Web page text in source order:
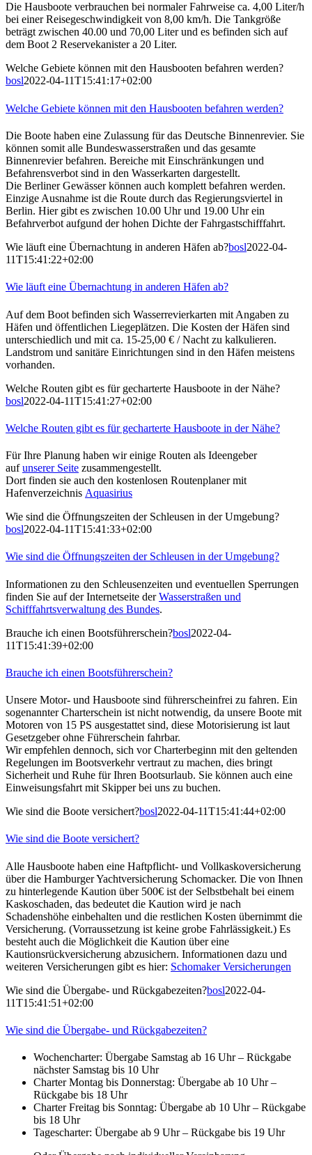
Die Hausboote verbrauchen bei normaler Fahrweise ca. 4,00 Liter/h
bei einer Reisegeschwindigkeit von 8,00 km/h. Die Tankgröße
beträgt zwischen 40.00 und 70,00 Liter und es befinden sich auf
dem Boot 2 Reservekanister a 20 Liter.
Welche Gebiete können mit den Hausbooten befahren werden?
bosl2022-04-11T15:41:17+02:00
Welche Gebiete können mit den Hausbooten befahren werden?
Die Boote haben eine Zulassung für das Deutsche Binnenrevier. Sie
können somit alle Bundeswasserstraßen und das gesamte
Binnenrevier befahren. Bereiche mit Einschränkungen und
Befahrensverbot sind in den Wasserkarten dargestellt.
Die Berliner Gewässer können auch komplett befahren werden.
Einzige Ausnahme ist die Route durch das Regierungsviertel in
Berlin. Hier gibt es zwischen 10.00 Uhr und 19.00 Uhr ein
Befahrverbot aufgund der hohen Dichte der Fahrgastschifffahrt.
Wie läuft eine Übernachtung in anderen Häfen ab?bosl2022-04-
11T15:41:22+02:00
Wie läuft eine Übernachtung in anderen Häfen ab?
Auf dem Boot befinden sich Wasserrevierkarten mit Angaben zu
Häfen und öffentlichen Liegeplätzen. Die Kosten der Häfen sind
unterschiedlich und mit ca. 15-25,00 € / Nacht zu kalkulieren.
Landstrom und sanitäre Einrichtungen sind in den Häfen meistens
vorhanden.
Welche Routen gibt es für gecharterte Hausboote in der Nähe?
bosl2022-04-11T15:41:27+02:00
Welche Routen gibt es für gecharterte Hausboote in der Nähe?
Für Ihre Planung haben wir einige Routen als Ideengeber
aufunserer Seite zusammengestellt.
Dort finden sie auch den kostenlosen Routenplaner mit
Hafenverzeichnis Aquasirius
Wie sind die Öffnungszeiten der Schleusen in der Umgebung?
bosl2022-04-11T15:41:33+02:00
Wie sind die Öffnungszeiten der Schleusen in der Umgebung?
Informationen zu den Schleusenzeiten und eventuellen Sperrungen
finden Sie auf der Internetseite derWasserstraßen und
Schifffahrtsverwaltung des Bundes.
Brauche ich einen Bootsführerschein?bosl2022-04-
11T15:41:39+02:00
Brauche ich einen Bootsführerschein?
Unsere Motor- und Hausboote sind führerscheinfrei zu fahren. Ein
sogenannter Charterschein ist nicht notwendig, da unsere Boote mit
Motoren von 15 PS ausgestattet sind, diese Motorisierung ist laut
Gesetzgeber ohne Führerschein fahrbar.
Wir empfehlen dennoch, sich vor Charterbeginn mit den geltenden
Regelungen im Bootsverkehr vertraut zu machen, dies bringt
Sicherheit und Ruhe für Ihren Bootsurlaub. Sie können auch eine
Einweisungsfahrt mit Skipper bei uns zu buchen.
Wie sind die Boote versichert?bosl2022-04-11T15:41:44+02:00
Wie sind die Boote versichert?
Alle Hausboote haben eine Haftpflicht- und Vollkaskoversicherung
über die Hamburger Yachtversicherung Schomacker. Die von Ihnen
zu hinterlegende Kaution über 500€ ist der Selbstbehalt bei einem
Kaskoschaden, das bedeutet die Kaution wird je nach
Schadenshöhe einbehalten und die restlichen Kosten übernimmt die
Versicherung. (Vorraussetzung ist keine grobe Fahrlässigkeit.) Es
besteht auch die Möglichkeit die Kaution über eine
Kautionsrückversicherung abzusichern. Informationen dazu und
weiteren Versicherungen gibt es hier: Schomaker Versicherungen
Wie sind die Übergabe- und Rückgabezeiten?bosl2022-04-
11T15:41:51+02:00
Wie sind die Übergabe- und Rückgabezeiten?
Wochencharter: Übergabe Samstag ab 16 Uhr – Rückgabe
nächster Samstag bis 10 Uhr
Charter Montag bis Donnerstag: Übergabe ab 10 Uhr –
Rückgabe bis 18 Uhr
Charter Freitag bis Sonntag: Übergabe ab 10 Uhr – Rückgabe
bis 18 Uhr
Tagescharter: Übergabe ab 9 Uhr – Rückgabe bis 19 Uhr